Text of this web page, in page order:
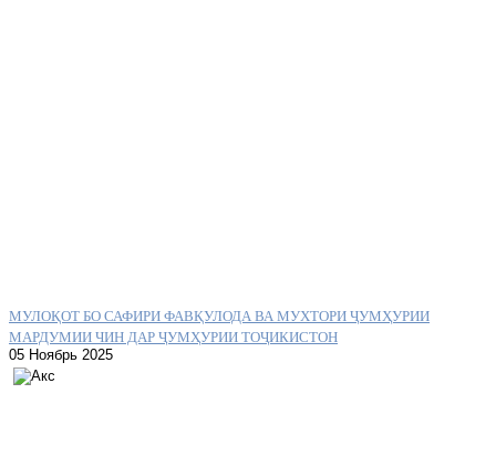
МУЛОҚОТ БО САФИРИ ФАВҚУЛОДА ВА МУХТОРИ ҶУМҲУРИИ
МАРДУМИИ ЧИН ДАР ҶУМҲУРИИ ТОҶИКИСТОН
05 Ноябрь 2025